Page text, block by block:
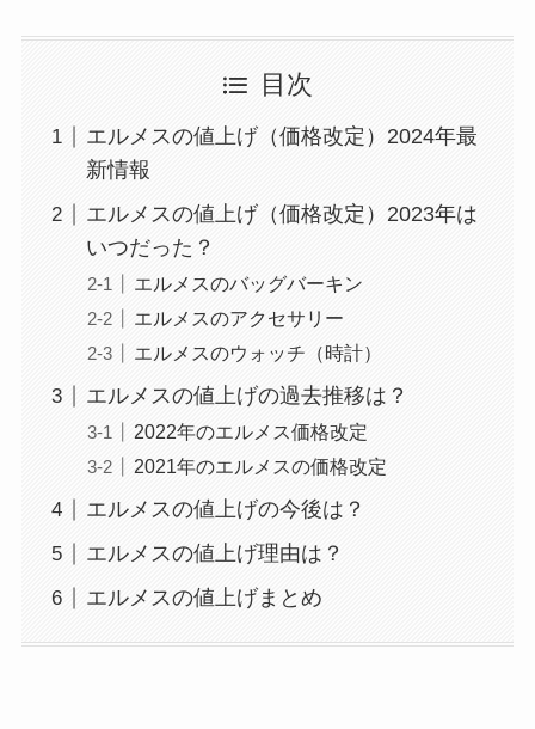
目次
エルメスの値上げ（価格改定）2024年最
新情報
エルメスの値上げ（価格改定）2023年は
いつだった？
エルメスのバッグバーキン
エルメスのアクセサリー
エルメスのウォッチ（時計）
エルメスの値上げの過去推移は？
2022年のエルメス価格改定
2021年のエルメスの価格改定
エルメスの値上げの今後は？
エルメスの値上げ理由は？
エルメスの値上げまとめ